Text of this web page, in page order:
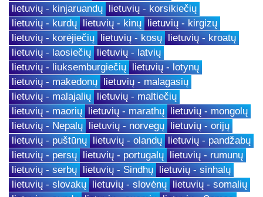
lietuvių - kinjaruandų lietuvių - korsikiečių
lietuvių - kurdų lietuvių - kinų lietuvių - kirgizų
lietuvių - korėjiečių lietuvių - kosų lietuvių - kroatų
lietuvių - laosiečių lietuvių - latvių
lietuvių - liuksemburgiečių lietuvių - lotynų
lietuvių - makedonų lietuvių - malagasių
lietuvių - malajalių lietuvių - maltiečių
lietuvių - maorių lietuvių - marathų lietuvių - mongolų
lietuvių - Nepalų lietuvių - norvegų lietuvių - orijų
lietuvių - puštūnų lietuvių - olandų lietuvių - pandžabų
lietuvių - persų lietuvių - portugalų lietuvių - rumunų
lietuvių - serbų lietuvių - Sindhų lietuvių - sinhalų
lietuvių - slovakų lietuvių - slovėnų lietuvių - somalių